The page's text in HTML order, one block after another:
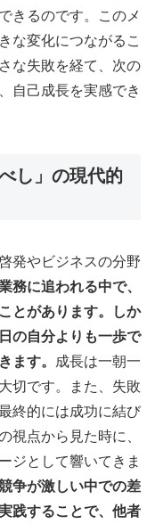
きるのです。このメ
な変化につながるこ
な失敗を経て、次の
自己成長を実感でき
し」の現代的
発やビジネスの分野
務に追われる中で、
とがあります。しか
の自分よりも一歩で
ます。
成長は一朝一
切です。また、失敗
終的には成功に結び
視点から見た時に、
ジとして響いてきま
争が激しい中での差
践することで、他者